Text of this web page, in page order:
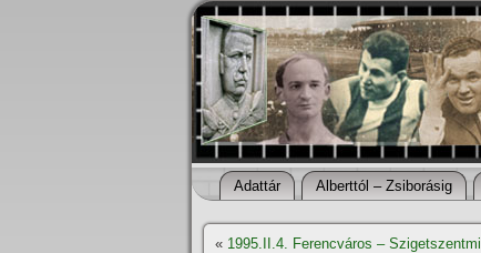
Adattár Alberttól – Zsiborásig
« 1995.II.4. Ferencváros –